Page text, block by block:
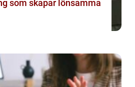
som skapar lönsamma